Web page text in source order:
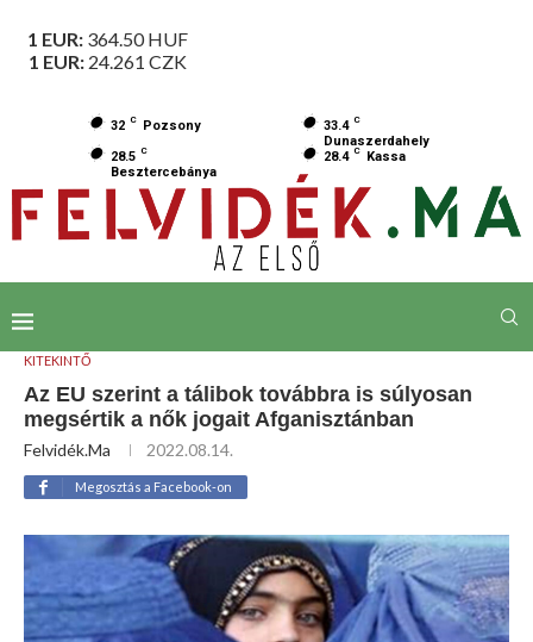
1 EUR: 364.50HUF
1 EUR: 24.261 CZK
32 C Pozsony 33.4 C
Dunaszerdahely
28.5 C
Besztercebánya
28.4 C Kassa
KITEKINTŐ
Az EU szerint a tálibok továbbra is súlyosan
megsértik a nők jogait Afganisztánban
Felvidék.ma 2022.08.14.
Megosztás a Facebook-on